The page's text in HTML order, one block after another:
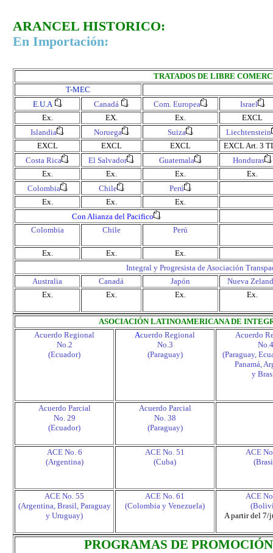
ARANCEL HISTORICO:
En Importación:
TRATADOS DE LIBRE
T-MEC
E.U.A
Canadá Com. Europea
Israel
Ex.
EX. Ex.
EXCL
Islandia
Noruega Suiza
Liechtenstein
EXCL
EXCL EXCL EXCLArt. 3
Costa Rica
El Salvador Guatemala
Honduras
Ex.
Ex. Ex.
Ex.
Colombia
Chile
Perú
Ex.
Ex.
Ex.
Con Alianza del Pacifico
Colombia
Chile Perú
Ex. Ex.
Ex.
Integral y Progresista de Asociación
Australia
Canadá Japón
Nueva
Ex.
Ex. Ex. Ex.
ASOCIACIÓN LATINOAMERICANA DE
Acuerdo Regional
No.2
(Ecuador)
Acuerdo Regional
No.3
(Paraguay)
Acuerdo
No.4
(Paraguay,
Panamá,
y
Acuerdo Parcial
No. 29
(Ecuador)
Acuerdo Parcial
No. 38
(Paraguay)
ACE No. 6
(Argentina)
ACE No. 51
(Cuba)
ACE
ACE No. 55
(Argentina, Brasil, Paraguay
y Uruguay)
ACE No. 61
(Colombia y Venezuela)
ACE
A partir del 7/
PROGRAMAS DE